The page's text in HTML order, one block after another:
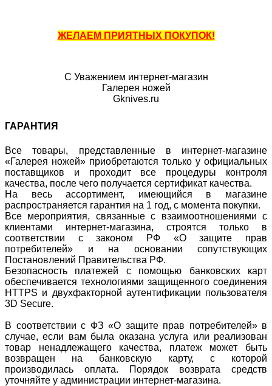
ЖЕЛАЕМ ПРИЯТНЫХ ПОКУПОК!
С Уважением интернет-магазин
Галерея ножей
Gknives.ru
ГАРАНТИЯ
Все товары, представленные в интернет-магазине
«Галерея ножей» приобретаются только у официальных
поставщиков и проходит все процедуры контроля
качества, после чего получается сертификат качества.
На весь ассортимент, имеющийся в магазине
распространяется гарантия на 1 год, с момента покупки.
Все мероприятия, связанные с взаимоотношениями с
клиентами интернет-магазина, строятся только в
соответствии с законом РФ «О защите прав
потребителей» и на основании сопутствующих
Постановлений Правительства РФ.
Безопасность платежей с помощью банковских карт
обеспечивается технологиями защищенного соединения
HTTPS и двухфакторной аутентификации пользователя
3D Secure.
В соответствии с ФЗ «О защите прав потребителей» в
случае, если вам была оказана услуга или реализован
товар ненадлежащего качества, платеж может быть
возвращен на банковскую карту, с которой
производилась оплата. Порядок возврата средств
уточняйте у администрации интернет-магазина.